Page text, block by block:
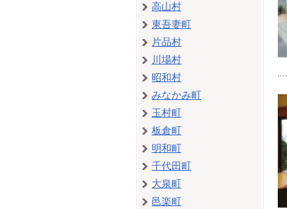
高山村
東吾妻町
片品村
川場村
昭和村
みなかみ町
玉村町
板倉町
明和町
千代田町
大泉町
邑楽町